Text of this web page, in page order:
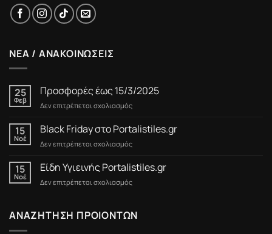
ΝΕΑ / ΑΝΑΚΟΙΝΩΣΕΙΣ
25
Φεβ
Προσφορές έως 15/3/2025
Δεν επιτρέπεται σχολιασμόςστο
έως
15/3/2025
15
Νοέ
Black Friday στο Portalistiles.gr
Δεν επιτρέπεται σχολιασμόςστο
Friday
στο
Portalistiles.gr
15
Νοέ
Είδη Υγιεινής Portalistiles.gr
Δεν επιτρέπεται σχολιασμόςστο
Portalistiles.gr
ΑΝΑΖΗΤΗΣΗ ΠΡΟΙΟΝΤΩΝ